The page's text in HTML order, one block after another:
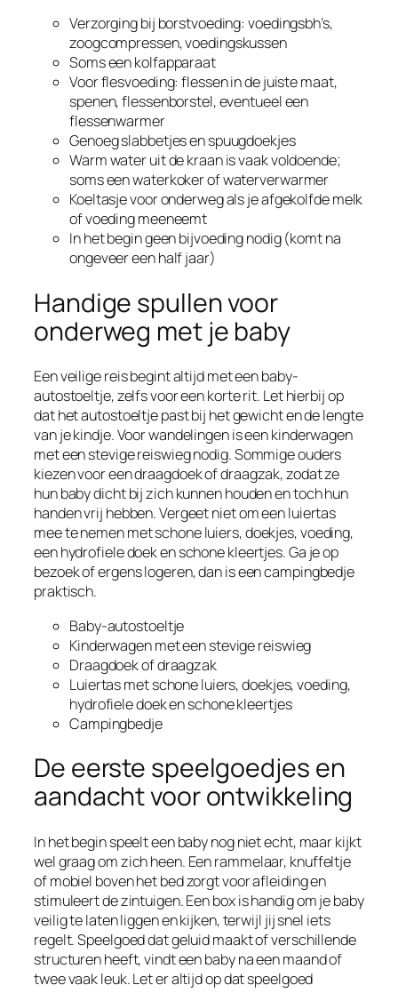
Verzorging bij borstvoeding: voedingsbh’s,
zoogcompressen, voedingskussen
Soms een kolfapparaat
Voor flesvoeding: flessen in de juiste maat,
spenen, flessenborstel, eventueel een
flessenwarmer
Genoeg slabbetjes en spuugdoekjes
Warm water uit de kraan is vaak voldoende;
soms een waterkoker of waterverwarmer
Koeltasje voor onderweg als je afgekolfde melk
of voeding meeneemt
In het begin geen bijvoeding nodig (komt na
ongeveer een half jaar)
Handige spullen voor
onderweg met je baby
Een veilige reis begint altijd met een baby-
autostoeltje, zelfs voor een korte rit. Let hierbij op
dat het autostoeltje past bij het gewicht en de lengte
van je kindje. Voor wandelingen is een kinderwagen
met een stevige reiswieg nodig. Sommige ouders
kiezen voor een draagdoek of draagzak, zodat ze
hun baby dicht bij zich kunnen houden en toch hun
handen vrij hebben. Vergeet niet om een luiertas
mee te nemen met schone luiers, doekjes, voeding,
een hydrofiele doek en schone kleertjes. Ga je op
bezoek of ergens logeren, dan is een campingbedje
praktisch.
Baby-autostoeltje
Kinderwagen met een stevige reiswieg
Draagdoek of draagzak
Luiertas met schone luiers, doekjes, voeding,
hydrofiele doek en schone kleertjes
Campingbedje
De eerste speelgoedjes en
aandacht voor ontwikkeling
In het begin speelt een baby nog niet echt, maar kijkt
wel graag om zich heen. Een rammelaar, knuffeltje
of mobiel boven het bed zorgt voor afleiding en
stimuleert de zintuigen. Een box is handig om je baby
veilig te laten liggen en kijken, terwijl jij snel iets
regelt. Speelgoed dat geluid maakt of verschillende
structuren heeft, vindt een baby na een maand of
twee vaak leuk. Let er altijd op dat speelgoed